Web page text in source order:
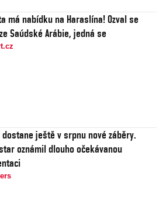
má nabídku na Haraslína! Ozval se
Saúdské Arábie, jedná se
dostane ještě v srpnu nové záběry.
oznámil dlouho očekávanou